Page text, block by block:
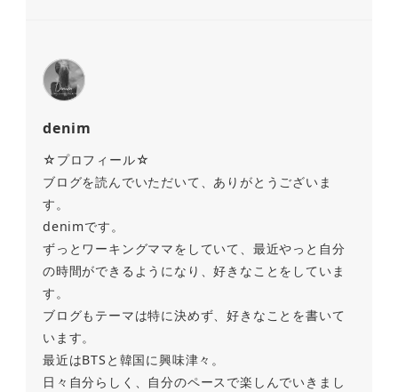
denim
☆プロフィール☆
ブログを読んでいただいて、ありがとうございま
す。
denimです。
ずっとワーキングママをしていて、最近やっと自分
の時間ができるようになり、好きなことをしていま
す。
ブログもテーマは特に決めず、好きなことを書いて
います。
最近はBTSと韓国に興味津々。
日々自分らしく、自分のペースで楽しんでいきまし